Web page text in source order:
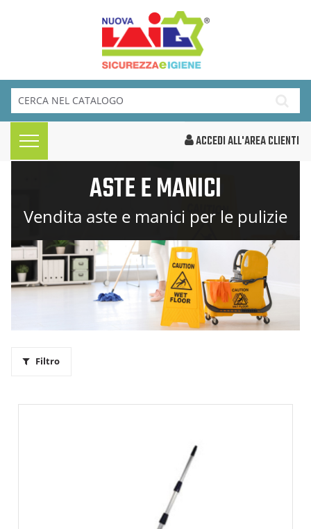
ACCEDI ALL'AREA CLIENTI
ASTE E MANICI
Vendita aste e manici per le pulizie
Filtro